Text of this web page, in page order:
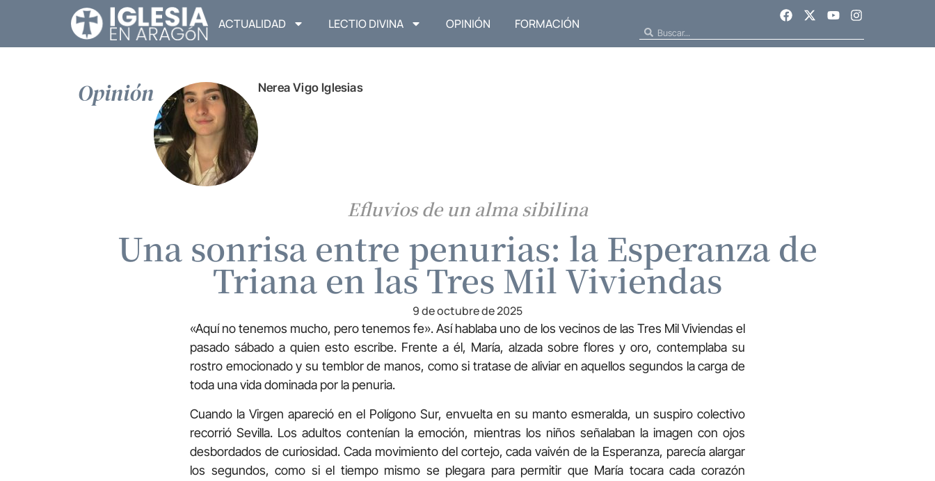
ACTUALIDAD LECTIO DIVINA OPINIÓN FORMACIÓN
Opinión Nerea Vigo Iglesias
Efluvios de un alma sibilina
Una sonrisa entre penurias: la Esperanza de
Triana en las Tres Mil Viviendas
9 de octubre de 2025
«Aquí no tenemos mucho, pero tenemos fe». Así hablaba uno de los vecinos de las Tres Mil Viviendas el
pasado sábado a quien esto escribe. Frente a él, María, alzada sobre flores y oro, contemplaba su
rostro emocionado y su temblor de manos, como si tratase de aliviar en aquellos segundos la carga de
toda una vida dominada por la penuria.
Cuando la Virgen apareció en el Polígono Sur, envuelta en su manto esmeralda, un suspiro colectivo
recorrió Sevilla. Los adultos contenían la emoción, mientras los niños señalaban la imagen con ojos
desbordados de curiosidad. Cada movimiento del cortejo, cada vaivén de la Esperanza, parecía alargar
los segundos, como si el tiempo mismo se plegara para permitir que María tocara cada corazón